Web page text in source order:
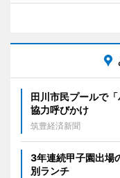
田川市民プールで
協力呼びかけ
筑豊経済新聞
3年連続甲子園出
別ランチ